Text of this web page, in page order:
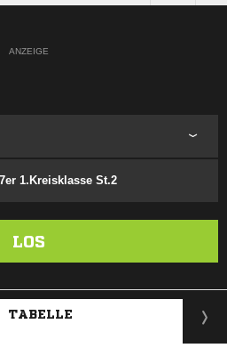
ANZEIGE
1.Kreisklasse St.2
LOS
TABELLE